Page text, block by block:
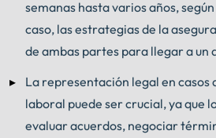
semanas hasta varios años,
caso, las estrategias de la
de ambas partes para llegar a un
La representación legal en casos
laboral puede ser crucial, ya que
evaluar acuerdos, negociar